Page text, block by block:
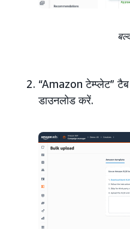
“Amazon टेम्प्लेट”
डाउनलोड करें.